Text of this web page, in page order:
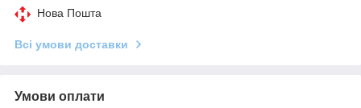
Нова Пошта
Всі умови доставки
Умови оплати